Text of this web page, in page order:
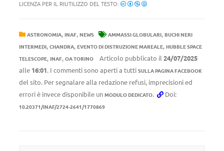
LICENZA PER IL RIUTILIZZO DEL TESTO:
ASTRONOMIA, INAF, NEWS AMMASSI GLOBULARI, BUCHI NERI
INTERMEDI, CHANDRA, EVENTO DI DISTRUZIONE MAREALE, HUBBLE SPACE
TELESCOPE, INAF, OA TORINO Articolo pubblicato il 24/07/2025
alle 16:01. I commenti sono aperti a tutti SULLA PAGINA FACEBOOK
del sito. Per segnalare alla redazione refusi, imprecisioni ed
errori è invece disponibile un MODULO DEDICATO. Doi:
10.20371/INAF/2724-2641/1770869